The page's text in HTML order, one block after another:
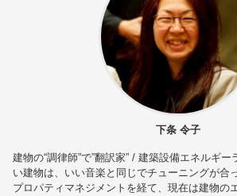
下条 令子
建物の“調律師”で”翻訳家” / 建築設備エネルギ
い建物は、いい音楽と同じでチューニングが合
プロパティマネジメントを経て、現在は建物の